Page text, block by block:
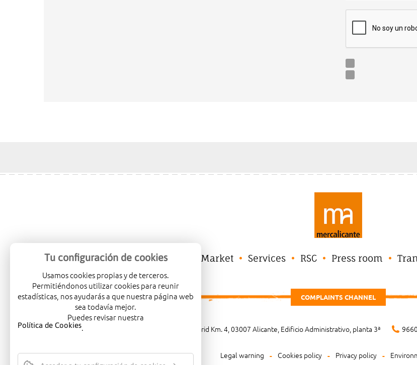
Mercalicante Company Market Services RSC Press room
COMPLAINTS CHANNEL
Carretera de Madrid Km. 4, 03007 Alicante, Edificio Administrativo, planta 3ª
Legal warning Cookies policy Privacy policy
Tu configuración de cookies
Usamos cookies propias y de terceros.
Permitiéndonos utilizar cookies para reunir
estadísticas, nos ayudarás a que nuestra página web
sea todavía mejor.
Puedes revisar nuestra
Política de Cookies.